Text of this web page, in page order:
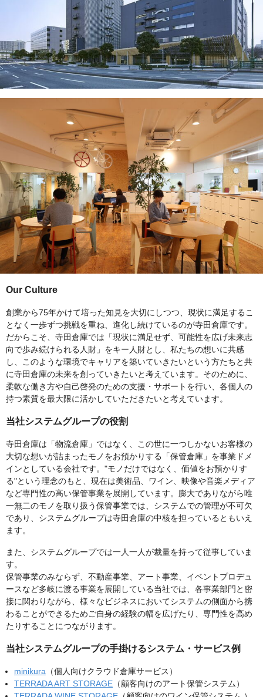
Our Culture
創業から75年かけて培った知見を大切にしつつ、現状に満足するこ
となく一歩ずつ挑戦を重ね、進化し続けているのが寺田倉庫です。
だからこそ、寺田倉庫では「現状に満足せず、可能性を広げ未来志
向で歩み続けられる人財」をキー人財とし、私たちの想いに共感
し、このような環境でキャリアを築いていきたいという方たちと共
に寺田倉庫の未来を創っていきたいと考えています。そのために、
柔軟な働き方や自己啓発のための支援・サポートを行い、各個人の
持つ素質を最大限に活かしていただきたいと考えています。
当社システムグループの役割
寺田倉庫は「物流倉庫」ではなく、この世に一つしかないお客様の
大切な想いが詰まったモノをお預かりする「保管倉庫」を事業ドメ
インとしている会社です。"モノだけではなく、価値をお預かりす
る"という理念のもと、現在は美術品、ワイン、映像や音楽メディア
など専門性の高い保管事業を展開しています。膨大でありながら唯
一無二のモノを取り扱う保管事業では、システムでの管理が不可欠
であり、システムグループは寺田倉庫の中核を担っているともいえ
ます。
また、システムグループでは一人一人が裁量を持って従事していま
す。
保管事業のみならず、不動産事業、アート事業、イベントプロデュ
ースなど多岐に渡る事業を展開している当社では、各事業部門と密
接に関わりながら、様々なビジネスにおいてシステムの側面から携
わることができるためご自身の経験の幅を広げたり、専門性を高め
たりすることにつながります。
当社システムグループの手掛けるシステム・サービス例
minikura （個人向けクラウド倉庫サービス）
TERRADA ART STORAGE （顧客向けのアート保管システム）